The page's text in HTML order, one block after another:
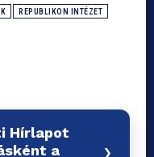
REPUBLIKON INTÉZET
Hírlapot
a
›